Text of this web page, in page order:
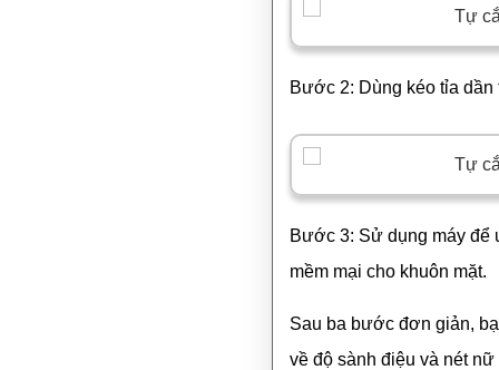
Bước 2: Dùng kéo tỉa dần
Bước 3: Sử dụng máy để
mềm mại cho khuôn mặt.
Sau ba bước đơn giản,
về độ sành điệu và nét nữ